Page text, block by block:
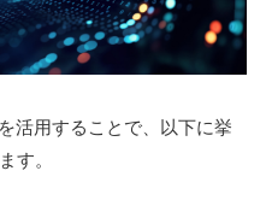
活用することで、以下に挙
す。